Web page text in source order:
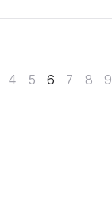
4 5 6 7 8 9